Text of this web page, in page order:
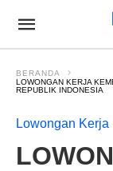
BERANDA
LOWONGAN KERJA
REPUBLIK INDONESIA
Lowongan Kerja